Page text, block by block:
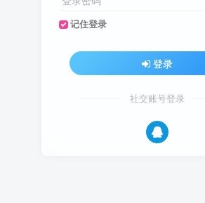
记住登录
登录
社交账号登录